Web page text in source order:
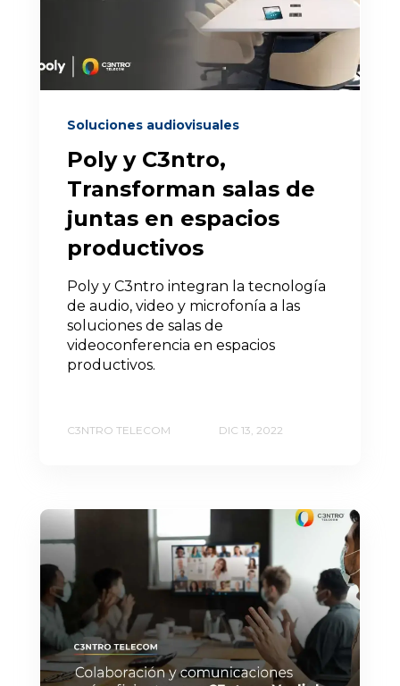
Soluciones audiovisuales
Poly y C3ntro,
Transforman salas de
juntas en espacios
productivos
Poly y C3ntro integran la tecnología
de audio, video y microfonía a las
soluciones de salas de
videoconferencia en espacios
productivos.
C3NTRO TELECOM DIC 13, 2022